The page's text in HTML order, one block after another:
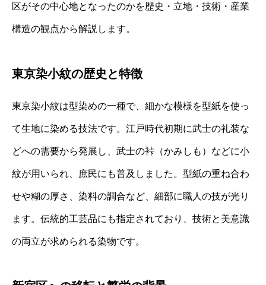
区がその中心地となったのかを歴史・立地・技術・産業
構造の観点から解説します。
東京染小紋の歴史と特徴
東京染小紋は型染めの一種で、細かな模様を型紙を使っ
て生地に染める技法です。江戸時代初期に武士の礼装な
どへの需要から発展し、武士の裃（かみしも）などに小
紋が用いられ、庶民にも普及しました。型紙の重ね合わ
せや糊の厚さ、染料の調合など、細部に職人の技が光り
ます。伝統的工芸品にも指定されており、技術と美意識
の両立が求められる染物です。